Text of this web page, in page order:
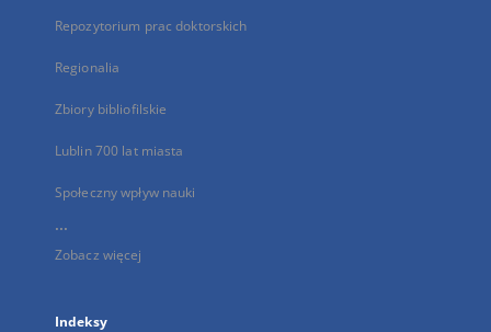
Repozytorium prac doktorskich
Regionalia
Zbiory bibliofilskie
Lublin 700 lat miasta
Społeczny wpływ nauki
...
Zobacz więcej
Indeksy